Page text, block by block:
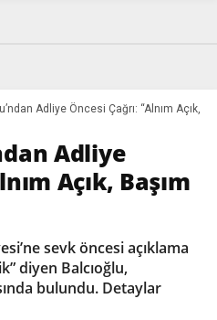
Adliye Öncesi Çağrı: “Alnım Açık,
Adliye
Açık, Başım
sevk öncesi açıklama
diyen Balcıoğlu,
bulundu. Detaylar